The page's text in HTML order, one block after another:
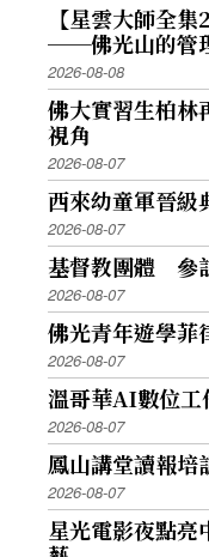
【星雲大師全
──佛光山的管
2026-08-08
佛大實習生柏
視角
2026-08-07
西來幼童軍晉
2026-08-07
基督教團體 參
2026-08-07
佛光青年遊學
2026-08-07
溫哥華AI數位
2026-08-07
鳳山講堂讀報
2026-08-07
星光電影夜點